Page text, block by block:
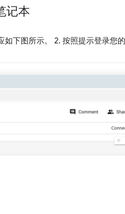
记本
下图所示。 2. 按照提示登录您